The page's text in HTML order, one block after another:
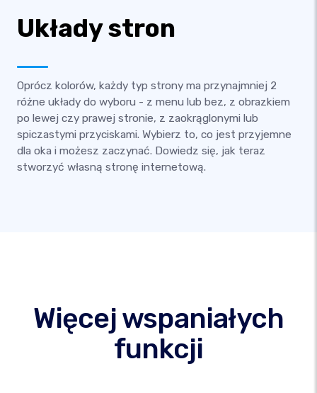
Układy stron
Oprócz kolorów, każdy typ strony ma przynajmniej 2
różne układy do wyboru - z menu lub bez, z obrazkiem
po lewej czy prawej stronie, z zaokrąglonymi lub
spiczastymi przyciskami. Wybierz to, co jest przyjemne
dla oka i możesz zaczynać. Dowiedz się, jak teraz
stworzyć własną stronę internetową.
Więcej wspaniałych
funkcji